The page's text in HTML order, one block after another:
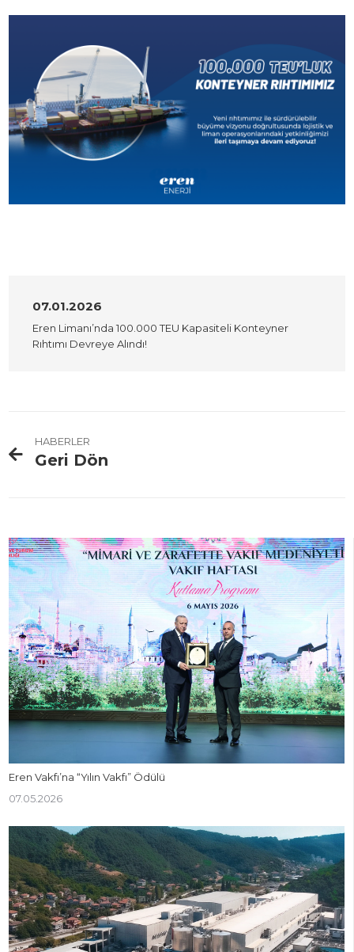
07.01.2026
Eren Limanı’nda 100.000 TEU Kapasiteli Konteyner
Rıhtımı Devreye Alındı!
HABERLER
Geri Dön
Eren Vakfı’na “Yılın Vakfı” Ödülü
07.05.2026